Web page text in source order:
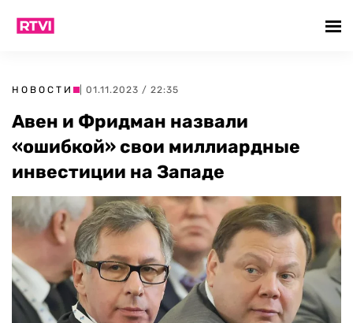
НОВОСТИ | 01.11.2023 / 22:35
Авен и Фридман назвали
«ошибкой» свои миллиардные
инвестиции на Западе